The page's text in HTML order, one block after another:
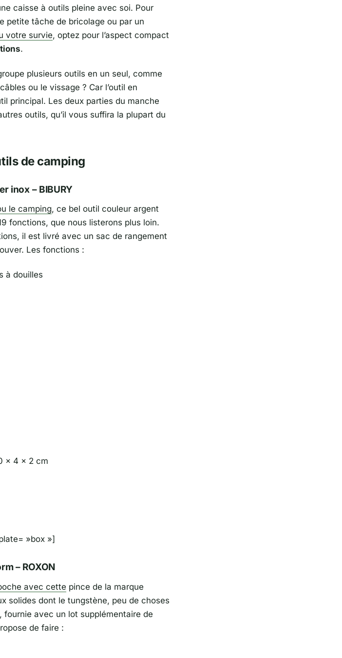
caisse à outils pleine avec soi. Pour
petite tâche de bricolage ou par un
votre survie, optez pour l’aspect compact
.
plusieurs outils en un seul, comme
ou le vissage ? Car l’outil en
principal. Les deux parties du manche
outils, qu’il vous suffira la plupart du
de camping
inox – BIBURY
le camping, ce bel outil couleur argent
fonctions, que nous listerons plus loin.
il est livré avec un sac de rangement
Les fonctions :
à douilles
x 4 x 2 cm
»box »]
– ROXON
avec cette pince de la marque
solides dont le tungstène, peu de choses
fournie avec un lot supplémentaire de
de faire :